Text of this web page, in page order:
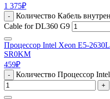
1 375₽
-
Количество Кабель
Cable for DL360 G9
Процессор Intel Xeon E5-2630L
SR0KM
459₽
- Количество Процессор
+